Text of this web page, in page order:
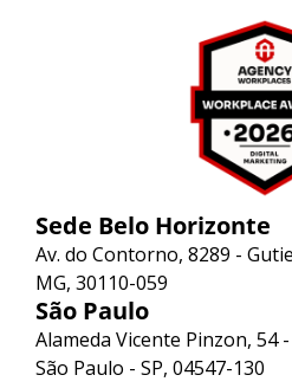
Sede Belo Horizonte
Av. do Contorno, 8289 -
MG, 30110-059
São Paulo
Alameda Vicente Pinzon, 54
São Paulo - SP, 04547-130